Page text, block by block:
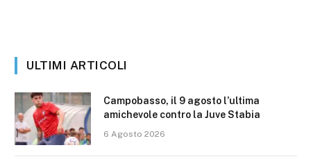
ULTIMI ARTICOLI
Campobasso, il 9 agosto l’ultima
amichevole contro la Juve Stabia
6 Agosto 2026